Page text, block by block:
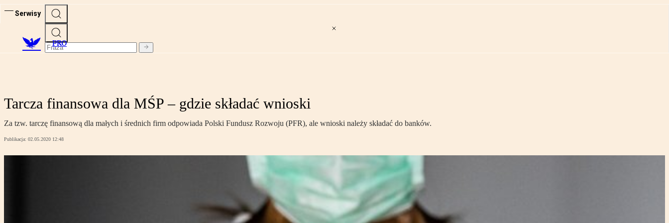
Serwisy
PRO
Tarcza finansowa dla MŚP – gdzie składać wnioski
Za tzw. tarczę finansową dla małych i średnich firm odpowiada Polski Fundusz Rozwoju (PFR), ale wnioski należy składać do banków.
Publikacja: 02.05.2020 12:48